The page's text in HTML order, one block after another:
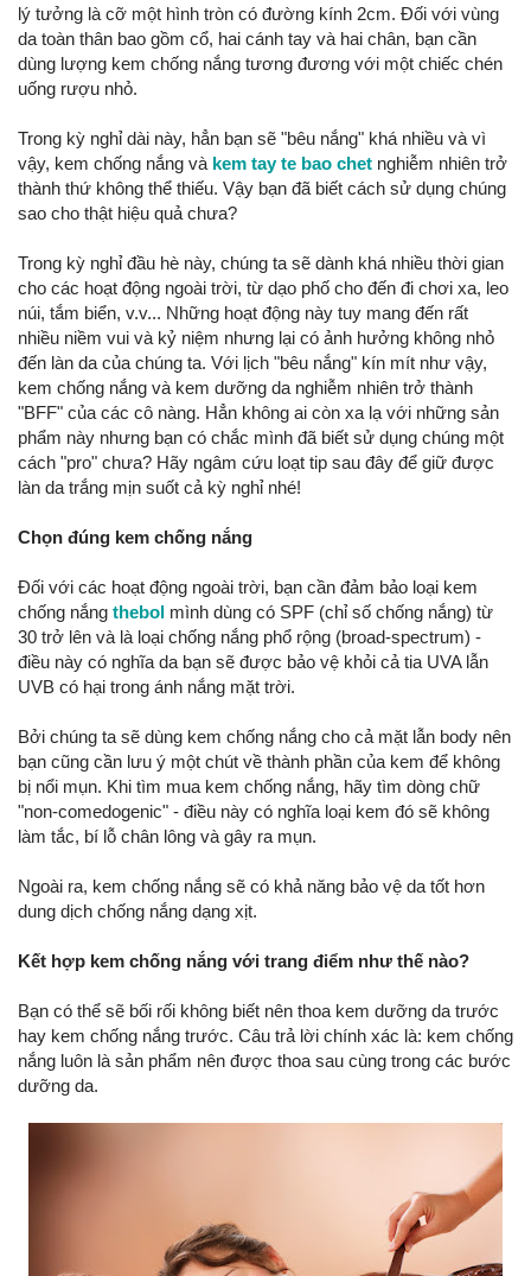
lý tưởng là cỡ một hình tròn có đường kính 2cm. Đối với vùng
da toàn thân bao gồm cổ, hai cánh tay và hai chân, bạn cần
dùng lượng kem chống nắng tương đương với một chiếc chén
uống rượu nhỏ.
Trong kỳ nghỉ dài này, hẳn bạn sẽ "bêu nắng" khá nhiều và vì
vậy, kem chống nắng và kem tay te bao chet nghiễm nhiên trở
thành thứ không thể thiếu. Vậy bạn đã biết cách sử dụng chúng
sao cho thật hiệu quả chưa?
Trong kỳ nghỉ đầu hè này, chúng ta sẽ dành khá nhiều thời gian
cho các hoạt động ngoài trời, từ dạo phố cho đến đi chơi xa, leo
núi, tắm biển, v.v... Những hoạt động này tuy mang đến rất
nhiều niềm vui và kỷ niệm nhưng lại có ảnh hưởng không nhỏ
đến làn da của chúng ta. Với lịch "bêu nắng" kín mít như vậy,
kem chống nắng và kem dưỡng da nghiễm nhiên trở thành
"BFF" của các cô nàng. Hẳn không ai còn xa lạ với những sản
phẩm này nhưng bạn có chắc mình đã biết sử dụng chúng một
cách "pro" chưa? Hãy ngâm cứu loạt tip sau đây để giữ được
làn da trắng mịn suốt cả kỳ nghỉ nhé!
Chọn đúng kem chống nắng
Đối với các hoạt động ngoài trời, bạn cần đảm bảo loại kem
chống nắng thebol mình dùng có SPF (chỉ số chống nắng) từ
30 trở lên và là loại chống nắng phổ rộng (broad-spectrum) -
điều này có nghĩa da bạn sẽ được bảo vệ khỏi cả tia UVA lẫn
UVB có hại trong ánh nắng mặt trời.
Bởi chúng ta sẽ dùng kem chống nắng cho cả mặt lẫn body nên
bạn cũng cần lưu ý một chút về thành phần của kem để không
bị nổi mụn. Khi tìm mua kem chống nắng, hãy tìm dòng chữ
"non-comedogenic" - điều này có nghĩa loại kem đó sẽ không
làm tắc, bí lỗ chân lông và gây ra mụn.
Ngoài ra, kem chống nắng sẽ có khả năng bảo vệ da tốt hơn
dung dịch chống nắng dạng xịt.
Kết hợp kem chống nắng với trang điểm như thế nào?
Bạn có thể sẽ bối rối không biết nên thoa kem dưỡng da trước
hay kem chống nắng trước. Câu trả lời chính xác là: kem chống
nắng luôn là sản phẩm nên được thoa sau cùng trong các bước
dưỡng da.